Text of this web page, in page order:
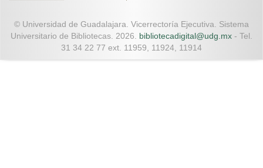
© Universidad de Guadalajara. Vicerrectoría Ejecutiva. Sistema
Universitario de Bibliotecas. 2026. bibliotecadigital@udg.mx - Tel.
31 34 22 77 ext. 11959, 11924, 11914